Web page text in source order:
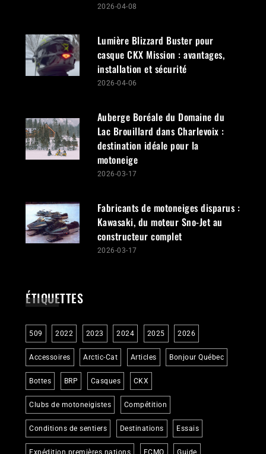
2026-04-08
Lumière Blizzard Buster pour
casque CKX Mission : avantages,
installation et sécurité
2026-04-06
Auberge Boréale du Domaine du
Lac Brouillard dans Charlevoix :
destination idéale pour la
motoneige
2026-03-17
Fabricants de motoneiges disparus :
Kawasaki, du moteur Sno-Jet au
constructeur complet
2026-03-17
ÉTIQUETTES
509 2022 2023 2024 2025 2026
Accessoires Arctic-Cat Articles Bonjour Québec
Bottes BRP Casques CKX
Clubs de motoneigistes Compétition
Conditions de sentiers Destinations Essais
Expédition premières nations FCMQ Guide